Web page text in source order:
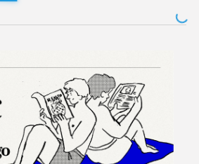
Salto a navegación